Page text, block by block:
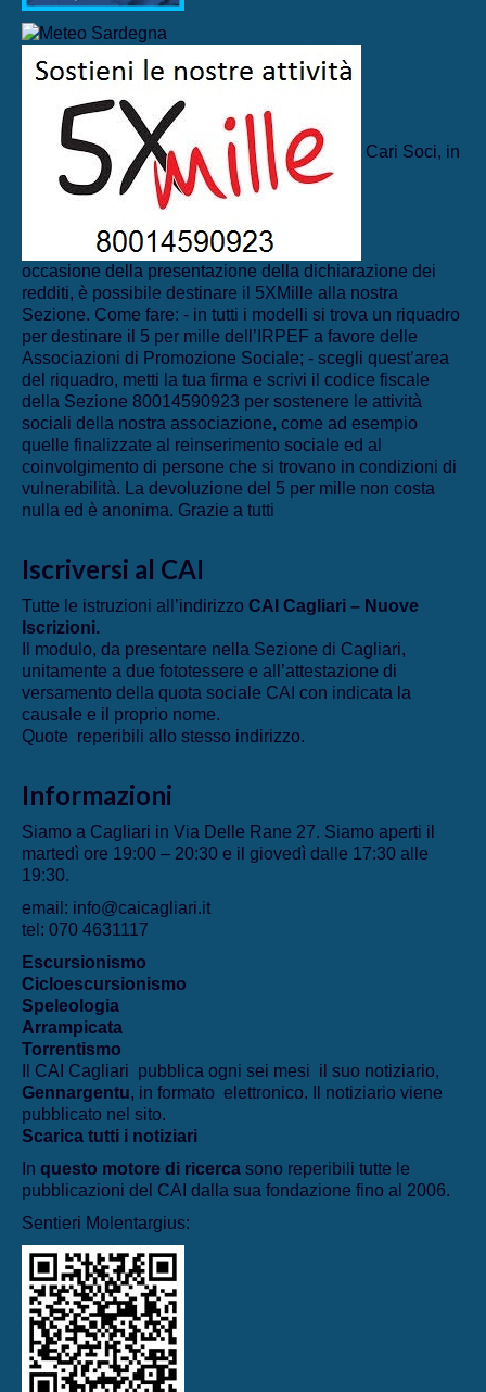
Cari Soci, in
occasione della presentazione della dichiarazione dei
redditi, è possibile destinare il 5XMille alla nostra
Sezione. Come fare: - in tutti i modelli si trova un riquadro
per destinare il 5 per mille dell’IRPEF a favore delle
Associazioni di Promozione Sociale; - scegli quest’area
del riquadro, metti la tua firma e scrivi il codice fiscale
della Sezione 80014590923 per sostenere le attività
sociali della nostra associazione, come ad esempio
quelle finalizzate al reinserimento sociale ed al
coinvolgimento di persone che si trovano in condizioni di
vulnerabilità. La devoluzione del 5 per mille non costa
nulla ed è anonima. Grazie a tutti
Iscriversi al CAI
Tutte le istruzioni all’indirizzo CAI Cagliari – Nuove
Iscrizioni.
Il modulo, da presentare nella Sezione di Cagliari,
unitamente a due fototessere e all’attestazione di
versamento della quota sociale CAI con indicata la
causale e il proprio nome.
Quote reperibili allo stesso indirizzo.
Informazioni
Siamo a Cagliari in Via Delle Rane 27. Siamo aperti il
martedì ore 19:00 – 20:30 e il giovedì dalle 17:30 alle
19:30.
email: info@caicagliari.it
tel: 070 4631117
Escursionismo
Cicloescursionismo
Speleologia
Arrampicata
Torrentismo
Il CAI Cagliari pubblica ogni sei mesi il suo notiziario,
Gennargentu, in formato elettronico. Il notiziario viene
pubblicato nel sito.
Scarica tutti i notiziari
In questo motore di ricerca sono reperibili tutte le
pubblicazioni del CAI dalla sua fondazione fino al 2006.
Sentieri Molentargius: